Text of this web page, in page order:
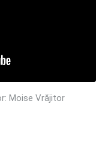
Moise Vrăjitor